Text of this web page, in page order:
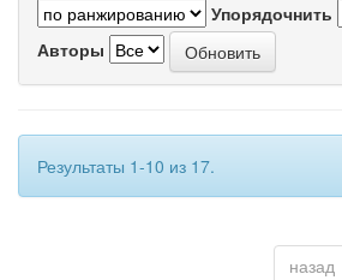
Упорядочнить
Авторы
Результаты 1-10 из 17.
назад